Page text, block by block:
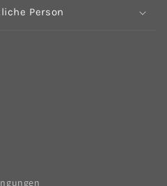
Person